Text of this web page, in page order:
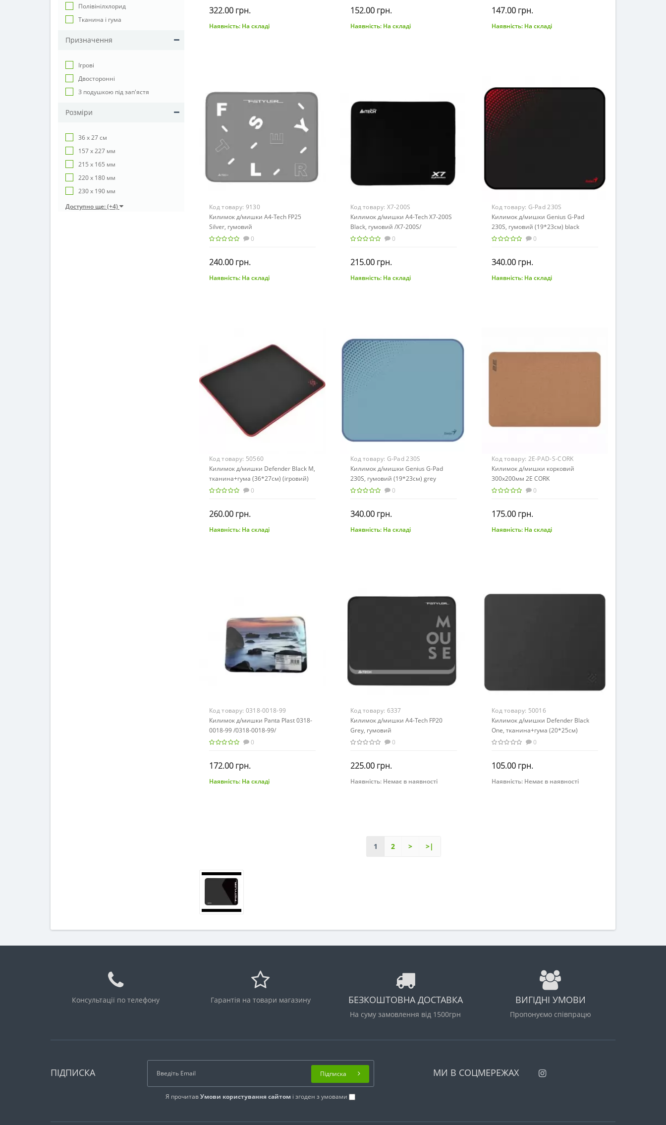
Полівінілхлорид
Тканина і гума
Призначення
Ігрові
Двосторонні
З подушкою під зап'ястя
Розмiри
36 х 27 см
157 х 227 мм
215 х 165 мм
220 х 180 мм
230 x 190 мм
Доступно ще: (+4)
322.00 грн.
До кошика
Наявність: На складі
152.00 грн.
До кошика
Наявність: На складі
147.00 грн.
До кошика
Наявність: На складі
Код товару: 9130
Килимок д/мишки A4-Tech FP25
Silver, гумовий
0
240.00 грн.
До кошика
Наявність: На складі
Код товару: X7-200S
Килимок д/мишки A4-Tech X7-200S
Black, гумовий /X7-200S/
0
215.00 грн.
До кошика
Наявність: На складі
Код товару: G-Pad 230S
Килимок д/мишки Genius G-Pad
230S, гумовий (19*23см) black
(ігровий)
0
340.00 грн.
До кошика
Наявність: На складі
Код товару: 50560
Килимок д/мишки Defender Black M,
тканина+гума (36*27см) (ігровий)
/50560/
0
260.00 грн.
До кошика
Наявність: На складі
Код товару: G-Pad 230S
Килимок д/мишки Genius G-Pad
230S, гумовий (19*23см) grey
(ігровий)
0
340.00 грн.
До кошика
Наявність: На складі
Код товару: 2E-PAD-S-CORK
Килимок д/мишки корковий
300х200мм 2E CORK
0
175.00 грн.
До кошика
Наявність: На складі
Код товару: 0318-0018-99
Килимок д/мишки Panta Plast 0318-
0018-99 /0318-0018-99/
0
172.00 грн.
До кошика
Наявність: На складі
Код товару: 6337
Килимок д/мишки A4-Tech FP20
Grey, гумовий
0
225.00 грн.
Закінчився
Наявність: Немає в наявності
Код товару: 50016
Килимок д/мишки Defender Black
One, тканина+гума (20*25см)
/50016/
0
105.00 грн.
Закінчився
Наявність: Немає в наявності
1 2 > >|
Консультації по телефону Гарантія на товари магазину БЕЗКОШТОВНА ДОСТАВКА
На суму замовлення від 1500грн
ВИГІДНІ УМОВИ
Пропонуємо співпрацю
ПІДПИСКА
Я прочитавУмови користування сайтом і згоден з умовами
Підписка МИ В СОЦМЕРЕЖАХ